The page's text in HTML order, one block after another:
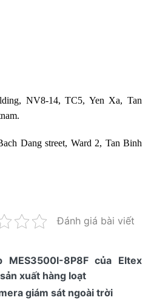
NV8-14, TC5, Yen Xa, Tan
Dang street, Ward 2, Tan Binh
Đánh giá bài viết
MES3500I-8P8F của Eltex
xuất hàng loạt
giám sát ngoài trời